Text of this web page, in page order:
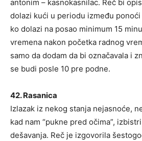
antonim – kasnokasnilac. Reč bi
dolazi kući u periodu između
ko dolazi na posao minimum 15
vremena nakon početka radnog
samo da dodam da bi označavala i
se budi posle 10 pre podne.
42. Rasanica
Izlazak iz nekog stanja nejasnoće,
kad nam “pukne pred očima”,
dešavanja. Reč je izgovorila